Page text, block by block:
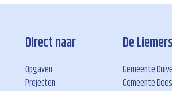
Direct naar
Opgaven
Projecten
De
Gemeente
Gemeente